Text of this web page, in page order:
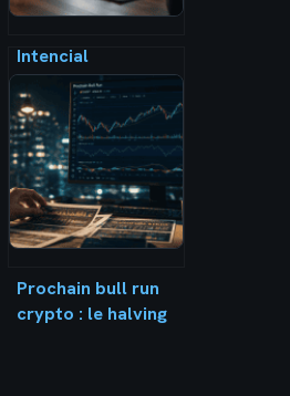
Intencial
Patrimoine : 13
contrats
d’assurance-vie et
5 plans retraite
pour piloter votre
stratégie
patrimoniale
Prochain bull run
crypto : le halving